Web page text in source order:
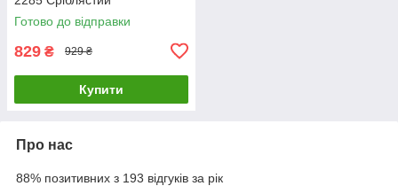
Готово до відправки
829 ₴ 929 ₴
Купити
Про нас
88% позитивних з 193 відгуків за рік